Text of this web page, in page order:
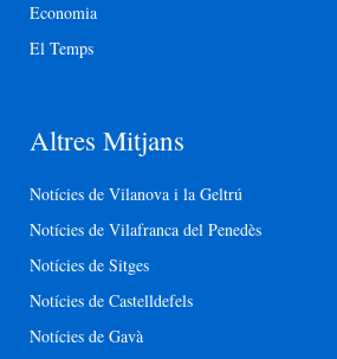
Economia
El Temps
Altres Mitjans
Notícies de Vilanova i la Geltrú
Notícies de Vilafranca del Penedès
Notícies de Sitges
Notícies de Castelldefels
Notícies de Gavà